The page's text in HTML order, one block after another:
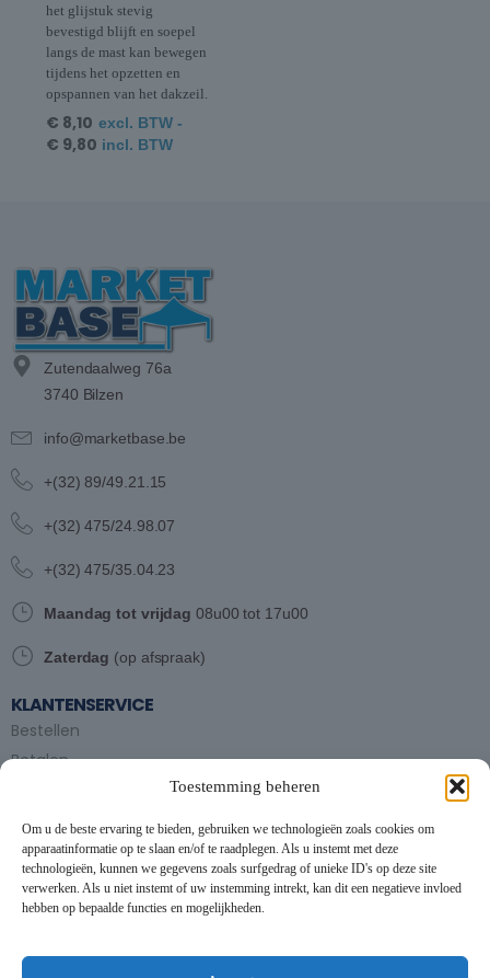
Toestemming beheren
Om u de beste ervaring te bieden, gebruiken we technologieën zoals cookies om
apparaatinformatie op te slaan en/of te raadplegen. Als u instemt met deze
technologieën, kunnen we gegevens zoals surfgedrag of unieke ID's op deze site
verwerken. Als u niet instemt of uw instemming intrekt, kan dit een negatieve invloed
hebben op bepaalde functies en mogelijkheden.
het glijstuk stevig
bevestigd blijft en soepel
langs de mast kan bewegen
tijdens het opzetten en
opspannen van het dakzeil.
€ 8,10 excl. BTW -
€ 9,80 incl. BTW
Zutendaalweg 76a
3740 Bilzen
info@marketbase.be
+(32) 89/49.21.15
+(32) 475/24.98.07
+(32) 475/35.04.23
Maandag tot vrijdag 08u00 tot 17u00
Zaterdag (op afspraak)
KLANTENSERVICE
Bestellen
Betalen
Partytent huren
Handleiding partytenten
VOORWAARDEN
Privacybeleid
This website uses cookies to improve your experience. By using